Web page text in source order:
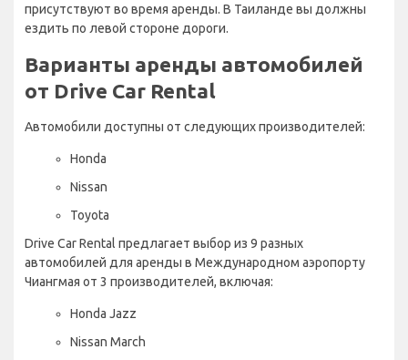
присутствуют во время аренды. В Таиланде вы должны
ездить по левой стороне дороги.
Варианты аренды автомобилей
от Drive Car Rental
Автомобили доступны от следующих производителей:
Honda
Nissan
Toyota
Drive Car Rental предлагает выбор из 9 разных
автомобилей для аренды в Международном аэропорту
Чиангмая от 3 производителей, включая:
Honda Jazz
Nissan March